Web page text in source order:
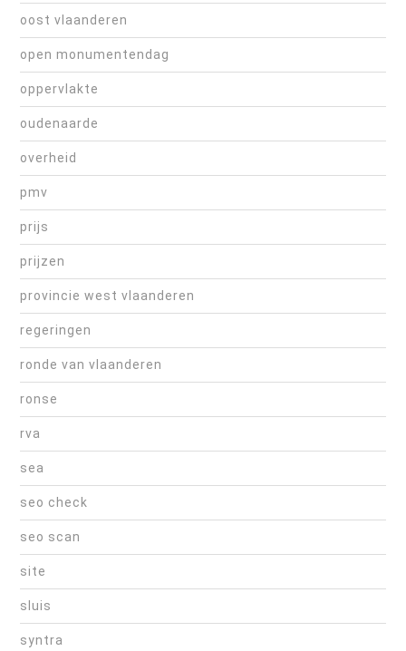
oost vlaanderen
open monumentendag
oppervlakte
oudenaarde
overheid
pmv
prijs
prijzen
provincie west vlaanderen
regeringen
ronde van vlaanderen
ronse
rva
sea
seo check
seo scan
site
sluis
syntra